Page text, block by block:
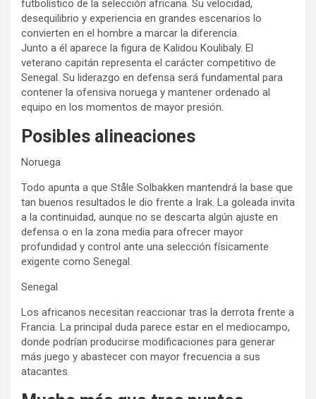
futbolístico de la selección africana. Su velocidad,
desequilibrio y experiencia en grandes escenarios lo
convierten en el hombre a marcar la diferencia.
Junto a él aparece la figura de Kalidou Koulibaly. El
veterano capitán representa el carácter competitivo de
Senegal. Su liderazgo en defensa será fundamental para
contener la ofensiva noruega y mantener ordenado al
equipo en los momentos de mayor presión.
Posibles alineaciones
Noruega
Todo apunta a que Ståle Solbakken mantendrá la base que
tan buenos resultados le dio frente a Irak. La goleada invita
a la continuidad, aunque no se descarta algún ajuste en
defensa o en la zona media para ofrecer mayor
profundidad y control ante una selección físicamente
exigente como Senegal.
Senegal
Los africanos necesitan reaccionar tras la derrota frente a
Francia. La principal duda parece estar en el mediocampo,
donde podrían producirse modificaciones para generar
más juego y abastecer con mayor frecuencia a sus
atacantes.